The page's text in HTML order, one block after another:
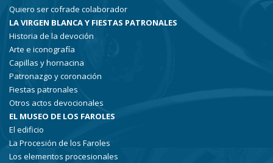
Quiero ser cofrade colaborador
LA VIRGEN BLANCA Y FIESTAS PATRONALES
Historia de la devoción
Arte e iconografía
Capillas y hornacina
Patronazgo y coronación
Fiestas patronales
Otros actos devocionales
EL MUSEO DE LOS FAROLES
El edificio
La Procesión de los Faroles
Los elementos procesionales